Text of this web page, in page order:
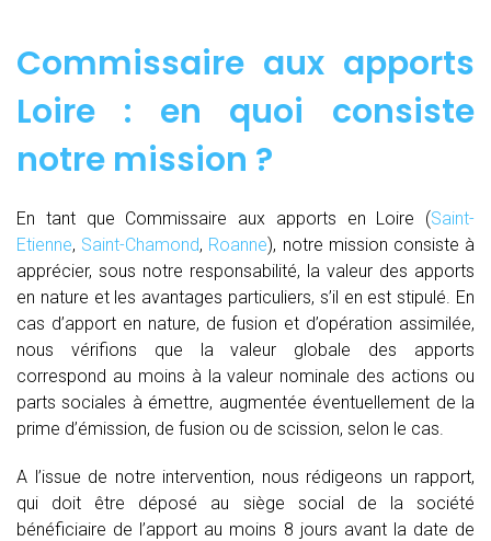
Commissaire aux apports
Loire : en quoi consiste
notre mission ?
En tant que Commissaire aux apports en Loire (Saint-
Etienne, Saint-Chamond, Roanne), notre mission consiste à
apprécier, sous notre responsabilité, la valeur des apports
en nature et les avantages particuliers, s’il en est stipulé. En
cas d’apport en nature, de fusion et d’opération assimilée,
nous vérifions que la valeur globale des apports
correspond au moins à la valeur nominale des actions ou
parts sociales à émettre, augmentée éventuellement de la
prime d’émission, de fusion ou de scission, selon le cas.
A l’issue de notre intervention, nous rédigeons un rapport,
qui doit être déposé au siège social de la société
bénéficiaire de l’apport au moins 8 jours avant la date de